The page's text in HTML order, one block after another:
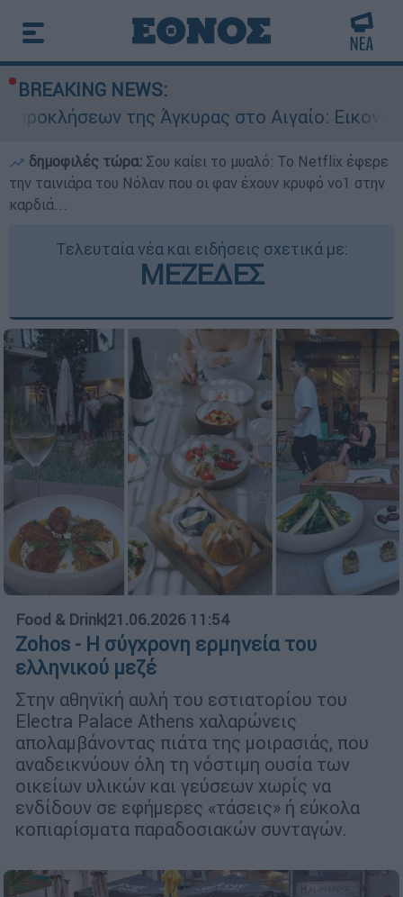
BREAKING NEWS:
Άγκυρας στο Αιγαίο: Εικονική αερομαχία
δημοφιλές τώρα: Σου καίει το μυαλό: Το Netflix έφερε
την ταινιάρα του Νόλαν που οι φαν έχουν κρυφό νο1 στην
καρδιά...
Τελευταία νέα και ειδήσεις σχετικά με:
ΜΕΖΕΔΕΣ
Food & Drink|21.06.2026 11:54
Zohos - Η σύγχρονη ερμηνεία του
ελληνικού μεζέ
Στην αθηνϊκή αυλή του εστιατορίου του
Electra Palace Athens χαλαρώνεις
απολαμβάνοντας πιάτα της μοιρασιάς, που
αναδεικνύουν όλη τη νόστιμη ουσία των
οικείων υλικών και γεύσεων χωρίς να
ενδίδουν σε εφήμερες «τάσεις» ή εύκολα
κοπιαρίσματα παραδοσιακών συνταγών.